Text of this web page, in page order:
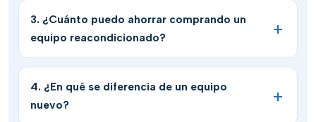
3. ¿Cuánto puedo ahorrar comprando un
equipo reacondicionado?
4. ¿En qué se diferencia de un equipo
nuevo?